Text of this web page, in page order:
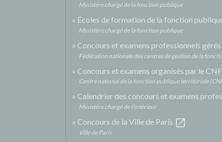
Ministère chargé de la fonction publique
Écoles de formation de la fonction
Ministère chargé de la fonction publique
Concours et examens professionnels
Fédération nationale des centres de gestion de la
Concours et examens organisés par le
Centre national de la fonction publique territoriale
Calendrier des concours et examens
Ministère chargé de l'intérieur
Concours de la Ville de Paris open_in_new
Ville de Paris